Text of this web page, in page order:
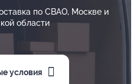
по СВАО, Москве и
области
условия